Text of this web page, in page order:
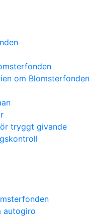
om Blomsterfonden
tryggt givande
autogiro